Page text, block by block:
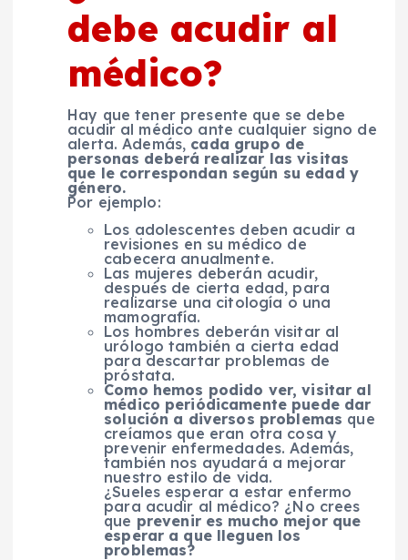
debe acudir al
médico?
Hay que tener presente que se debe
acudir al médico ante cualquier signo de
alerta. Además, cada grupo de
personas deberá realizar las visitas
que le correspondan según su edad y
género.
Por ejemplo:
Los adolescentes deben acudir a
revisiones en su médico de
cabecera anualmente.
Las mujeres deberán acudir,
después de cierta edad, para
realizarse una citología o una
mamografía.
Los hombres deberán visitar al
urólogo también a cierta edad
para descartar problemas de
próstata.
Como hemos podido ver, visitar al
médico periódicamente puede dar
solución a diversos problemas que
creíamos que eran otra cosa y
prevenir enfermedades. Además,
también nos ayudará a mejorar
nuestro estilo de vida.
¿Sueles esperar a estar enfermo
para acudir al médico? ¿No crees
que prevenir es mucho mejor que
esperar a que lleguen los
problemas?